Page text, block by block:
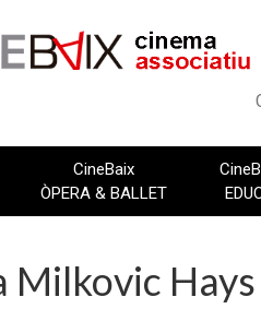
CineBaix
ÒPERA & BALLET
Milkovic Hays